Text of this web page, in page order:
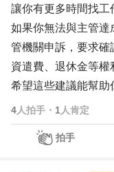
讓你有更多時間找工
如果你無法與主管達
管機關申訴，要求確
資遣費、退休金等權
希望這些建議能幫助
4人拍手 ・ 1 人肯定
拍手